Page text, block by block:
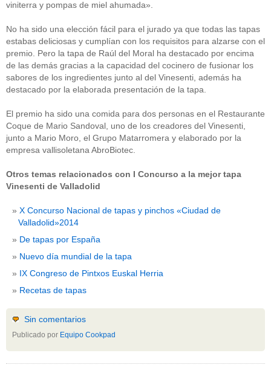
viniterra y pompas de miel ahumada».
No ha sido una elección fácil para el jurado ya que todas las tapas
estabas deliciosas y cumplían con los requisitos para alzarse con el
premio. Pero la tapa de Raúl del Moral ha destacado por encima
de las demás gracias a la capacidad del cocinero de fusionar los
sabores de los ingredientes junto al del Vinesenti, además ha
destacado por la elaborada presentación de la tapa.
El premio ha sido una comida para dos personas en el Restaurante
Coque de Mario Sandoval, uno de los creadores del Vinesenti,
junto a Mario Moro, el Grupo Matarromera y elaborado por la
empresa vallisoletana AbroBiotec.
Otros temas relacionados con I Concurso a la mejor tapa
Vinesenti de Valladolid
X Concurso Nacional de tapas y pinchos «Ciudad de
Valladolid»2014
De tapas por España
Nuevo día mundial de la tapa
IX Congreso de Pintxos Euskal Herria
Recetas de tapas
Sin comentarios
Publicado por Equipo Cookpad